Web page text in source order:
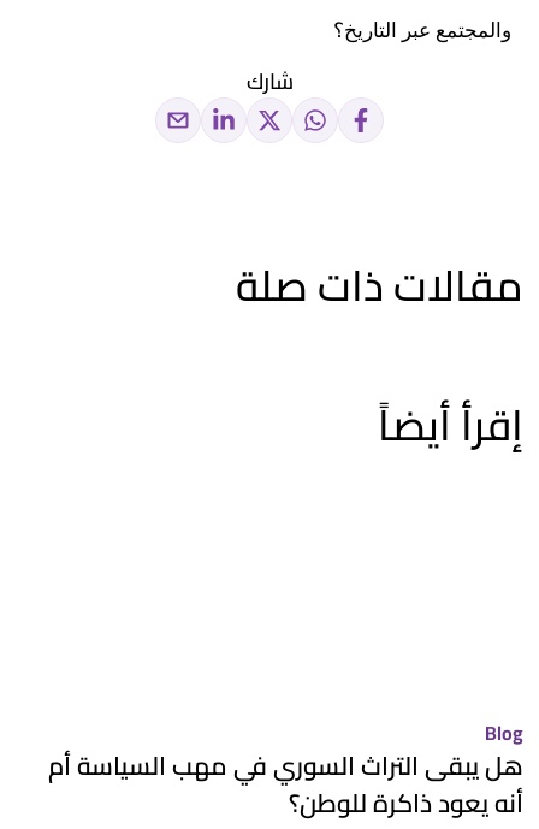
والمجتمع عبر التاريخ؟
شارك
مقالات ذات صلة
إقرأ أيضاً
Blog
هل يبقى التراث السوري في مهب السياسة أم
أنه يعود ذاكرة للوطن؟